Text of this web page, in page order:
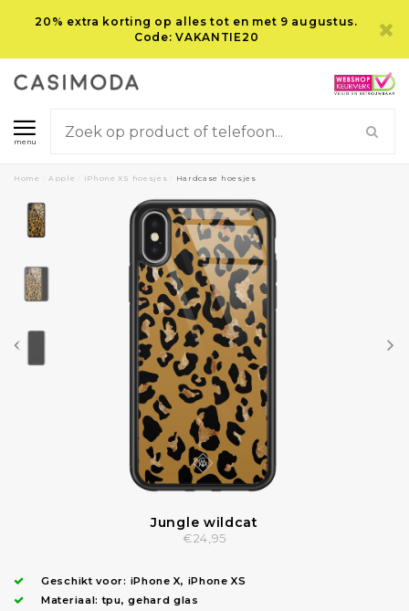
20% extra korting op alles tot en met 9 augustus.
Code: VAKANTIE20
menu
Home Apple iPhone XS hoesjes Hardcase hoesjes
Jungle wildcat
€24,95
Geschikt voor: iPhone X, iPhone XS
Materiaal: tpu, gehard glas